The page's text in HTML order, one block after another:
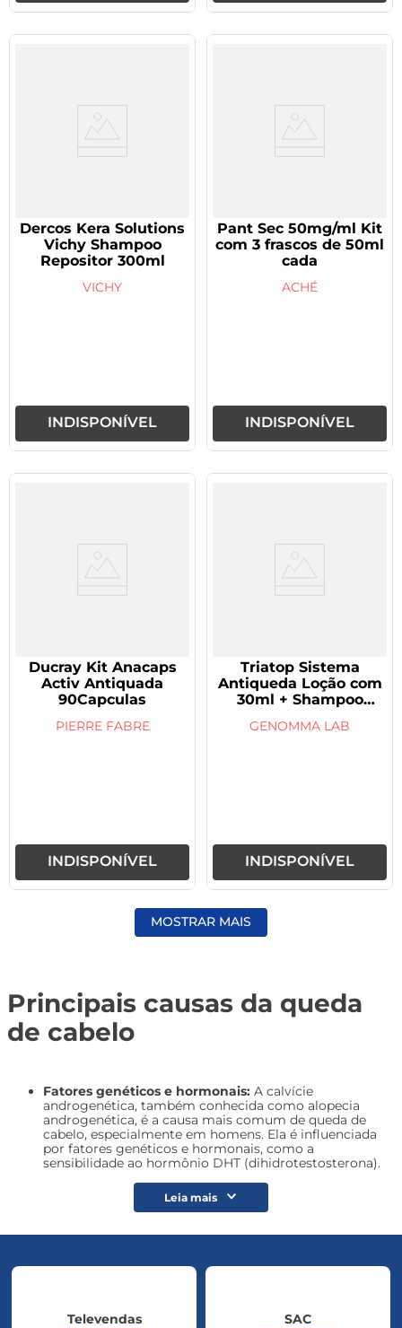
Dercos Kera Solutions
Vichy Shampoo
Repositor 300ml
VICHY
INDISPONÍVEL
Pant Sec 50mg/ml Kit
com 3 frascos de 50ml
cada
ACHÉ
INDISPONÍVEL
Ducray Kit Anacaps
Activ Antiquada
90Capculas
PIERRE FABRE
INDISPONÍVEL
Triatop Sistema
Antiqueda Loção com
30ml + Shampoo
GENOMMA LAB
INDISPONÍVEL
MOSTRAR MAIS
Principais causas da queda
de cabelo
Fatores genéticos e hormonais: A calvície
androgenética, também conhecida como alopecia
androgenética, é a causa mais comum de queda de
cabelo, especialmente em homens. Ela é influenciada
por fatores genéticos e hormonais, como a
sensibilidade ao hormônio DHT (dihidrotestosterona).
Leia mais
Televendas
SAC